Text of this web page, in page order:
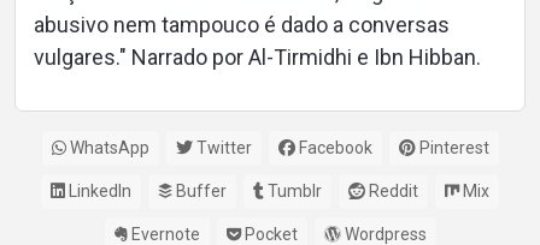
abusivo nem tampouco é dado a conversas
vulgares." Narrado por Al-Tirmidhi e Ibn Hibban.
WhatsApp Twitter Facebook Pinterest
LinkedIn Buffer Tumblr Reddit Mix
Evernote Pocket Wordpress